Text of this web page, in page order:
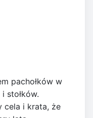
pachołków w
stołków.
cela i krata, że